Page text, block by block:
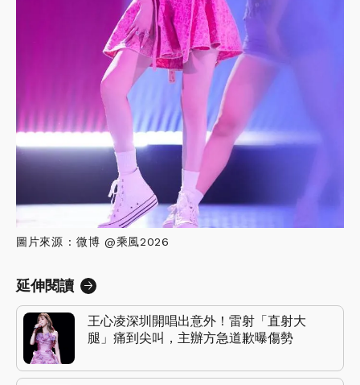
圖片來源 : 微博 @乘風2026
延伸閱讀
王心凌深圳開唱出意外！雷射「直射大
腿」痛到尖叫，主辦方急道歉曝傷勢